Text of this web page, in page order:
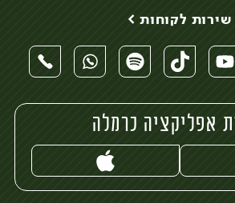
שירות לקוחות >
אפליקציה כרמלה